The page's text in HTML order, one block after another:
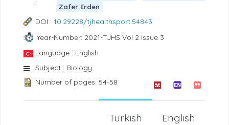
:
Zafer Erden
DOI : 10.29228/tjhealthsport.54843
Year-Number: 2021-TJHS Vol 2 Issue 3
Language : English
Subject : Biology
Number of pages: 54-58
English
Turkish